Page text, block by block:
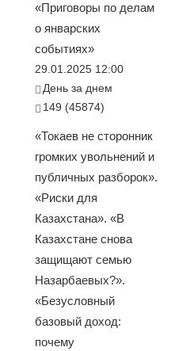
«Приговоры по делам
о январских
событиях»
29.01.2025 12:00
День за днем
149 (45874)
«Токаев не сторонник
громких увольнений и
публичных разборок».
«Риски для
Казахстана». «В
Казахстане снова
защищают семью
Назарбаевых?».
«Безусловный
базовый доход:
почему